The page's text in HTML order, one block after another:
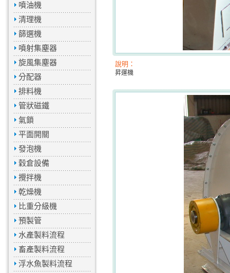
噴油機
清理機
篩選機
噴射集塵器
旋風集塵器
分配器
排料機
管狀磁鐵
氣鎖
平面開關
發泡機
穀倉設備
攪拌機
乾燥機
比重分級機
預製管
水產製料流程
畜產製料流程
浮水魚製料流程
說明：
昇運機